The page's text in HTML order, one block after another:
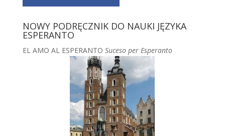
NOWY PODRĘCZNIK DO NAUKI JĘZYKA
ESPERANTO
EL AMO AL ESPERANTO Suceso per Esperanto